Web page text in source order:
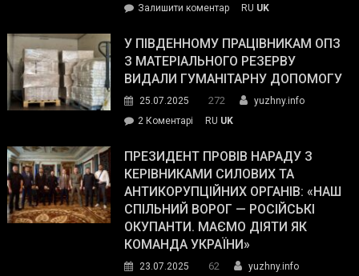
Залишити коментарon
завойовує
симпатії
виборців
The
Street
Journal.
RU UK
У ПІВДЕННОМУ ПРАЦІВНИКАМ ОПЗ
З МАТЕРІАЛЬНОГО РЕЗЕРВУ
ВИДАЛИ ГУМАНІТАРНУ ДОПОМОГУ
25.07.2025 272
yuzhny.info
2 Коментарі
Південному
працівникам
ОПЗ
з
матеріального
резерву
гуманітарну
RU UK
ПРЕЗИДЕНТ ПРОВІВ НАРАДУ З
КЕРІВНИКАМИ СИЛОВИХ ТА
АНТИКОРУПЦІЙНИХ ОРГАНІВ: «НАШ
СПІЛЬНИЙ ВОРОГ — РОСІЙСЬКІ
ОКУПАНТИ. МАЄМО ДІЯТИ ЯК
КОМАНДА УКРАЇНИ»
23.07.2025 62
yuzhny.info